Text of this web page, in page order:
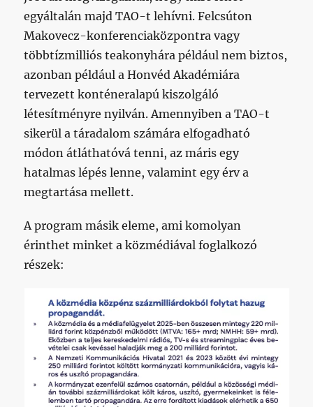
egyáltalán majd TAO-t lehívni. Felcsúton
Makovecz-konferenciaközpontra vagy
többtízmilliós teakonyhára például nem biztos,
azonban például a Honvéd Akadémiára
tervezett konténeralapú kiszolgáló
létesítményre nyilván. Amennyiben a TAO-t
sikerül a táradalom számára elfogadható
módon átláthatóvá tenni, az máris egy
hatalmas lépés lenne, valamint egy érv a
megtartása mellett.
A program másik eleme, ami komolyan
érinthet minket a közmédiával foglalkozó
részek: